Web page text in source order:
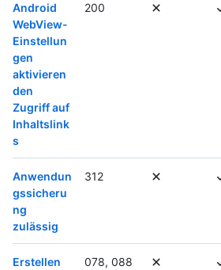
Android
WebView-
Einstellun
gen
aktivieren
den
Zugriff auf
Inhaltslink
s
200
Anwendun
gssicheru
ng
zulässig
312
Erstellen
078, 088